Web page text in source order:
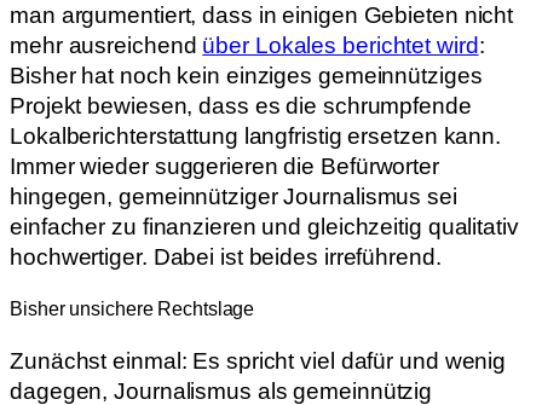
man argumentiert, dass in einigen Gebieten nicht
mehr ausreichend über Lokales berichtet wird:
Bisher hat noch kein einziges gemeinnütziges
Projekt bewiesen, dass es die schrumpfende
Lokalberichterstattung langfristig ersetzen kann.
Immer wieder suggerieren die Befürworter
hingegen, gemeinnütziger Journalismus sei
einfacher zu finanzieren und gleichzeitig qualitativ
hochwertiger. Dabei ist beides irreführend.
Bisher unsichere Rechtslage
Zunächst einmal: Es spricht viel dafür und wenig
dagegen, Journalismus als gemeinnützig